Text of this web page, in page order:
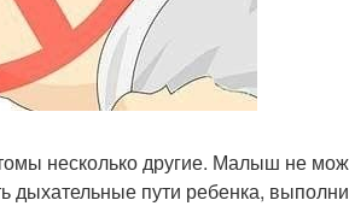
несколько другие. Малыш не
дыхательные пути ребенка,